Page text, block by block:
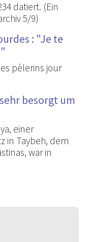
datiert. (Ein
5/9)
: "Je te
pèlerins jour
besorgt um
einer
in Taybeh, dem
war in